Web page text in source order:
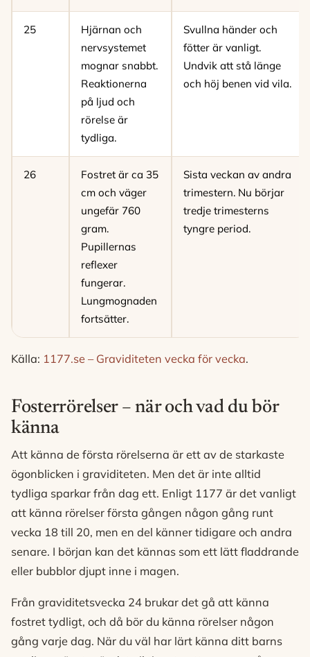
25
Hjärnan och
nervsystemet
mognar snabbt.
Reaktionerna
på ljud och
rörelse är
tydliga.
Svullna händer och
fötter är vanligt.
Undvik att stå länge
och höj benen vid vila.
26
Fostret är ca 35
cm och väger
ungefär 760
gram.
Pupillernas
reflexer
fungerar.
Lungmognaden
fortsätter.
Sista veckan av andra
trimestern. Nu börjar
tredje trimesterns
tyngre period.
Källa: 1177.se – Graviditeten vecka för vecka.
Fosterrörelser – när och vad du bör
känna
Att känna de första rörelserna är ett av de starkaste
ögonblicken i graviditeten. Men det är inte alltid
tydliga sparkar från dag ett. Enligt 1177 är det vanligt
att känna rörelser första gången någon gång runt
vecka 18 till 20, men en del känner tidigare och andra
senare. I början kan det kännas som ett lätt fladdrande
eller bubblor djupt inne i magen.
Från graviditetsvecka 24 brukar det gå att känna
fostret tydligt, och då bör du känna rörelser någon
gång varje dag. När du väl har lärt känna ditt barns